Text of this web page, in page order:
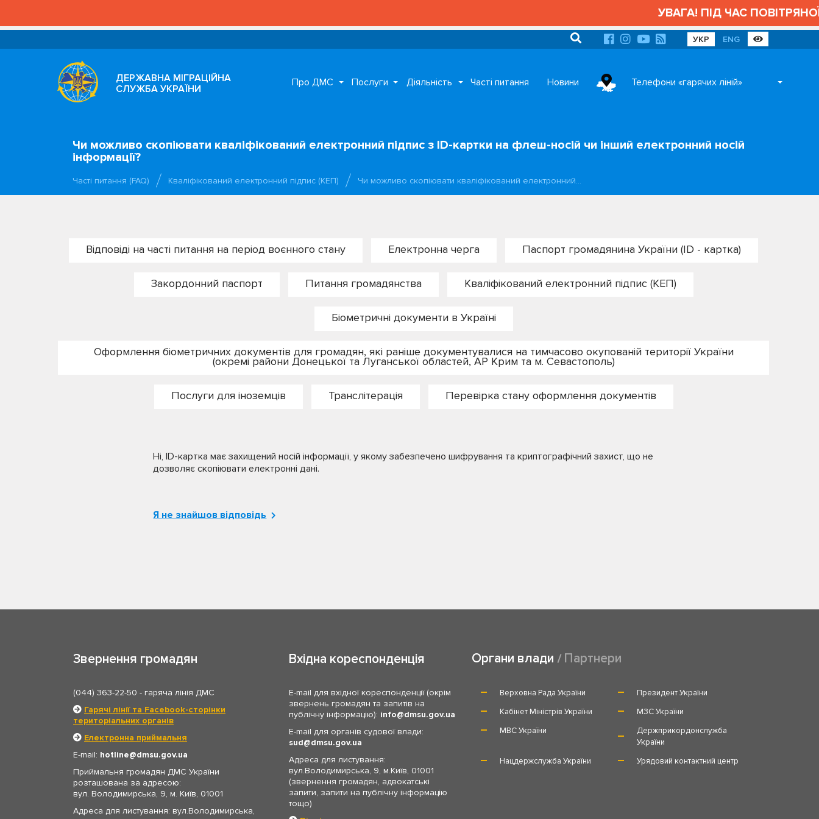
УВАГА! ПІД ЧАС
УКР ENG
ДЕРЖАВНА МІГРАЦІЙНА
СЛУЖБА УКРАЇНИ
Про ДМС Послуги Діяльність Часті питання Новини Телефони «гарячих ліній»
Чи можливо скопіювати кваліфікований електронний підпис з ІD-картки на флеш-носій чи інший електронний носій
інформації?
Часті питання (FAQ) Кваліфікований електронний підпис (КЕП) Чи можливо скопіювати кваліфікований електронний…
Відповіді на часті питання на період воєнного стану Електронна черга Паспорт громадянина України (ID - картка)
Закордонний паспорт Питання громадянства Кваліфікований електронний підпис (КЕП)
Біометричні документи в Україні
Оформлення біометричних документів для громадян, які раніше документувалися на тимчасово окупованій території України
(окремі райони Донецької та Луганської областей, АР Крим та м. Севастополь)
Послуги для іноземців Транслітерація Перевірка стану оформлення документів
Ні, ID-картка має захищений носій інформації, у якому забезпечено шифрування та криптографічний захист, що не
дозволяє скопіювати електронні дані.
Я не знайшов відповідь
Звернення громадян
(044) 363-22-50 - гаряча лінія ДМС
Гарячі лінії та Facebook-сторінки
територіальних органів
Електронна приймальня
E-mail: hotline
dmsu.gov.ua
Приймальня громадян ДМС України
розташована за адресою:
вул. Володимирська, 9, м. Київ, 01001
Адреса для листування: вул.Володимирська,
Вхідна кореспонденція
E-mail для вхідної кореспонденції (окрім
звернень громадян та запитів на
публічну інформацію): info
dmsu.gov.ua
E-mail для органів судової влади:
sud
dmsu.gov.ua
Адреса для листування:
вул.Володимирська, 9, м.Київ, 01001
(звернення громадян, адвокатські
запити, запити на публічну інформацію
тощо)
Органи влади Партнери
Верховна Рада України
Президент України
Кабінет Міністрів України
МЗС України
МВС України
Держприкордонслужба
України
Нацдержслужба України
Урядовий контактний центр